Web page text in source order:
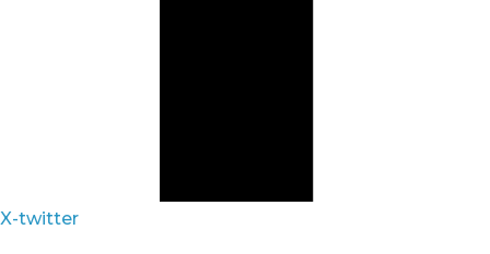
X-twitter